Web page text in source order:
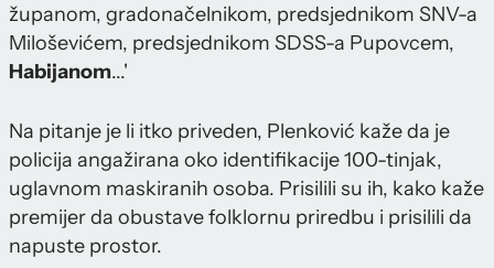
županom, gradonačelnikom, predsjednikom SNV-a
Miloševićem, predsjednikom SDSS-a Pupovcem,
Habijanom...'
Na pitanje je li itko priveden, Plenković kaže da je
policija angažirana oko identifikacije 100-tinjak,
uglavnom maskiranih osoba. Prisilili su ih, kako kaže
premijer da obustave folklornu priredbu i prisilili da
napuste prostor.